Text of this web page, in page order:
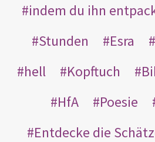
indem du ihn
Stunden
Esra
hell
Kopftuch
HfA
Poesie
Entdecke die